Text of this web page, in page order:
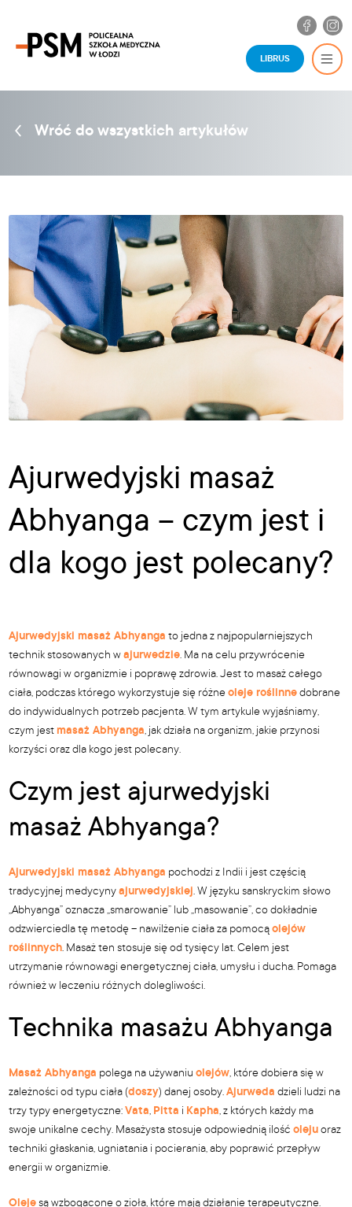
LIBRUS
Wróć do wszystkich artykułów
Ajurwedyjski masaż
Abhyanga – czym jest i
dla kogo jest polecany?
Ajurwedyjski masaż Abhyanga to jedna z najpopularniejszych
technik stosowanych wajurwedzie. Ma na celu przywrócenie
równowagi w organizmie i poprawę zdrowia. Jest to masaż całego
ciała, podczas którego wykorzystuje się różneoleje roślinnedobrane
do indywidualnych potrzeb pacjenta. W tym artykule wyjaśniamy,
czym jest masaż Abhyanga, jak działa na organizm, jakie przynosi
korzyści oraz dla kogo jest polecany.
Czym jest ajurwedyjski
masaż Abhyanga?
Ajurwedyjski masaż Abhyanga pochodzi z Indii i jest częścią
tradycyjnej medycynyajurwedyjskiej. W języku sanskryckim słowo
„Abhyanga” oznacza „smarowanie” lub „masowanie”, co dokładnie
odzwierciedla tę metodę – nawilżenie ciała za pomocąolejów
roślinnych. Masaż ten stosuje się od tysięcy lat. Celem jest
utrzymanie równowagi energetycznej ciała, umysłu i ducha. Pomaga
również w leczeniu różnych dolegliwości.
Technika masażu Abhyanga
Masaż Abhyanga polega na używaniuolejów, które dobiera się w
zależności od typu ciała (doszy) danej osoby.Ajurweda dzieli ludzi na
trzy typy energetyczne:Vata, Pitta i Kapha, z których każdy ma
swoje unikalne cechy. Masażysta stosuje odpowiednią ilośćolejuoraz
techniki głaskania, ugniatania i pocierania, aby poprawić przepływ
energii w organizmie.
Olejesą wzbogacone o zioła, które mają działanie terapeutyczne.